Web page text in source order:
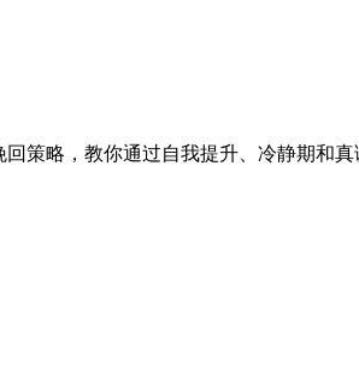
策略，教你通过自我提升、冷静期和真